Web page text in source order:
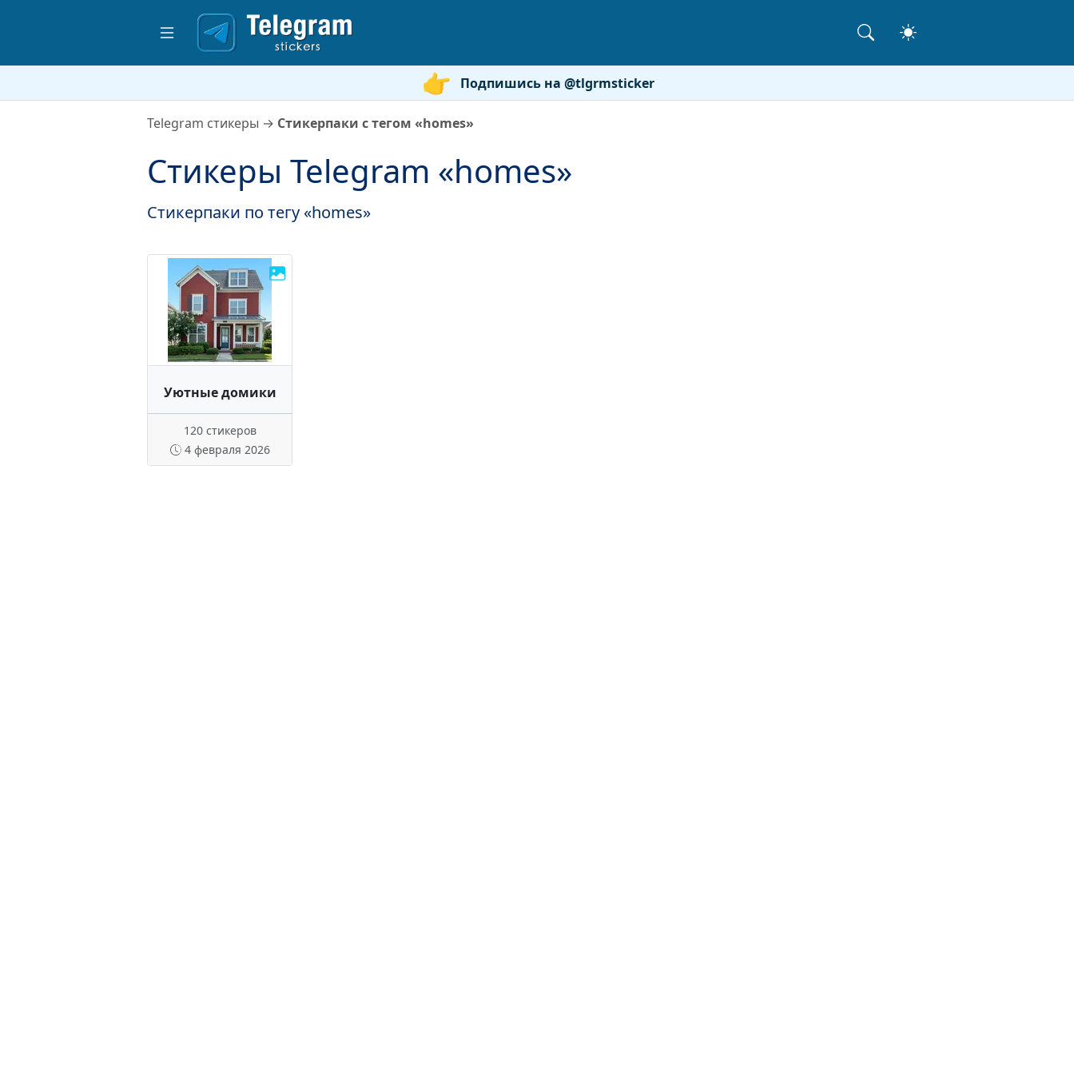
Подпишись на @tlgrmsticker
Telegram стикеры → Стикерпаки с тегом «homes»
Стикеры Telegram «homes»
Стикерпаки по тегу «homes»
Уютные домики
120 стикеров
4 февраля 2026